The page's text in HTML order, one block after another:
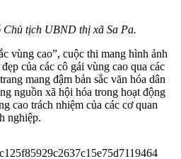
tịch UBND thị xã Sa Pa.
vùng cao”, cuộc thi mang hình ảnh
của các cô gái vùng cao qua các
mang đậm bản sắc văn hóa dân
nguồn xã hội hóa trong hoạt động
cao trách nhiệm của các cơ quan
nghiệp.